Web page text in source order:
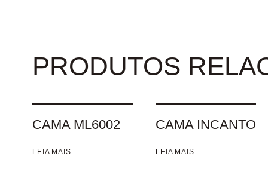
PRODUTOS
CAMA ML6002
LEIA MAIS
CAMA INCANTO
LEIA MAIS